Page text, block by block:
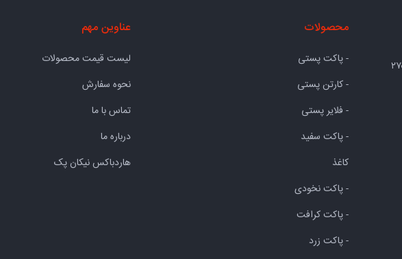
تهران، خ 15 خرداد، خ پامنار، پلاک۲۷
محصولات
- پاکت پستی
- کارتن پستی
- فلایر پستی
- پاکت سفید
کاغذ
- پاکت نخودی
- پاکت کرافت
- پاکت زرد
عناوین مهم
لیست قیمت محصولات
نحوه سفارش
تماس با ما
درباره ما
هاردباکس نیکان پک